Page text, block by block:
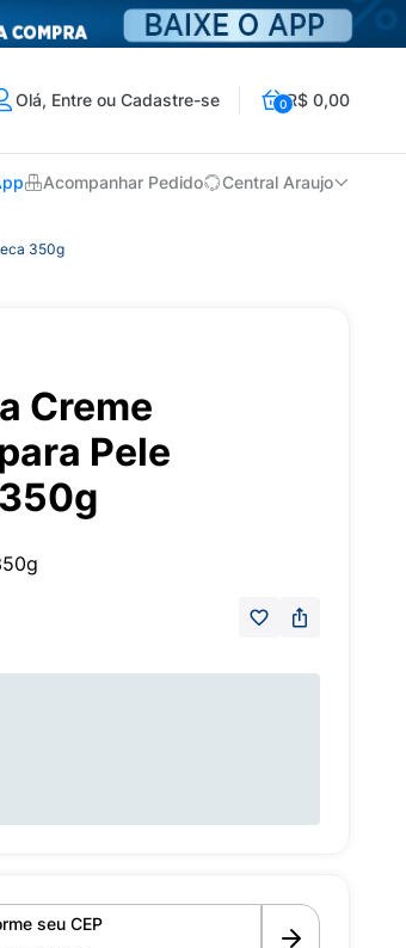
Olá, Entre ou Cadastre-se 0R$ 0,00
Acompanhar Pedido Central Araujo
350g
Creme
Pele
seu CEP